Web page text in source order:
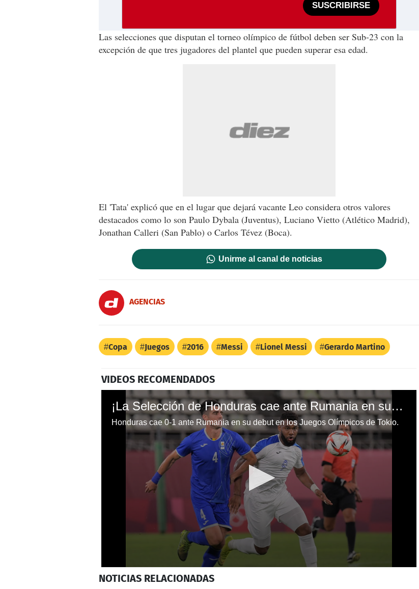
SUSCRIBIRSE
Las selecciones que disputan el torneo olímpico de fútbol deben ser Sub-23 con la
excepción de que tres jugadores del plantel que pueden superar esa edad.
El 'Tata' explicó que en el lugar que dejará vacante Leo considera otros valores
destacados como lo son Paulo Dybala (Juventus), Luciano Vietto (Atlético Madrid),
Jonathan Calleri (San Pablo) o Carlos Tévez (Boca).
Unirme al canal de noticias
AGENCIAS
Copa Juegos 2016 Messi Lionel Messi Gerardo Martino
VIDEOS RECOMENDADOS
¡La Selección de Honduras cae ante Rumania en su estreno en los Juegos Olímpicos de Tokio!
Honduras cae 0-1 ante Rumania en su debut en los Juegos Olímpicos de Tokio.
seconds
NOTICIAS RELACIONADAS